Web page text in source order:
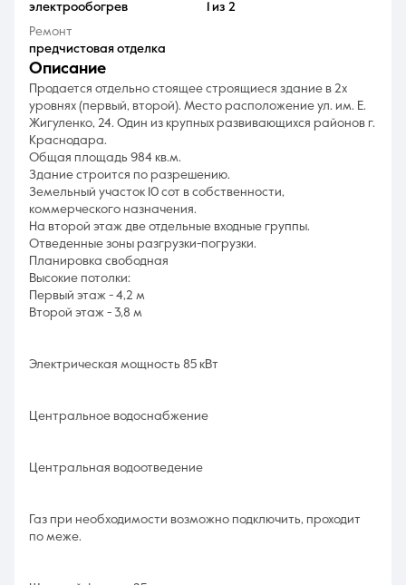
электрообогрев
1 из 2
Ремонт
предчистовая отделка
описание
Продается отдельно стоящее строящиеся здание в 2х
уровнях (первый, второй). Место расположение ул. им. Е.
Жигуленко, 24. Один из крупных развивающихся районов г.
Краснодара.
Общая площадь 984 кв.м.
Здание строится по разрешению.
Земельный участок 10 сот в собственности,
коммерческого назначения.
На второй этаж две отдельные входные группы.
Отведенные зоны разгрузки-погрузки.
Планировка свободная
Высокие потолки:
Первый этаж - 4,2 м
Второй этаж - 3,8 м
Электрическая мощность 85 кВт
Центральное водоснабжение
Центральная водоотведение
Газ при необходимости возможно подключить, проходит
по меже.